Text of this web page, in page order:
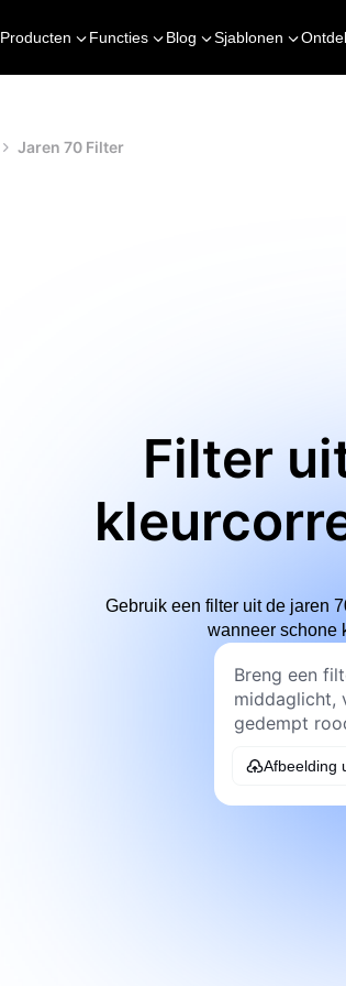
Producten Functies Blog Sjablonen
Jaren 70 Filter
Filter
Gebruik een filter uit de jaren
wanneer schone
Afbeelding